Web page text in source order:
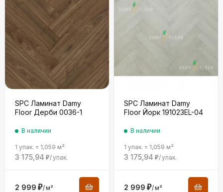
SPC Ламинат Damy
Floor Дерби 0036-1
В наличии
1 упак. = 1,059 м²
3 175,94 ₽/упак.
2 999 ₽/м²
SPC Ламинат Damy
Floor Йорк 191023EL-04
В наличии
1 упак. = 1,059 м²
3 175,94 ₽/упак.
2 999 ₽/м²